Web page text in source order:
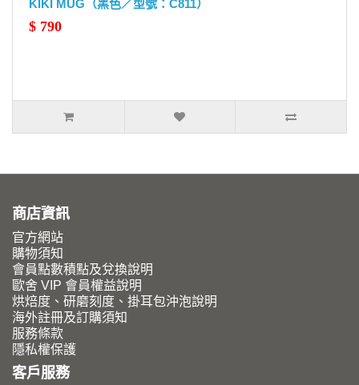
KIKI MUG（黑色／型號：C811）
$ 790
商店資訊
官方網站
購物須知
會員點數積點及兌換說明
歐舍 VIP 會員權益說明
烘焙度、研磨刻度、掛耳包沖泡說明
海外註冊及訂購須知
服務條款
隱私權保護
客戶服務